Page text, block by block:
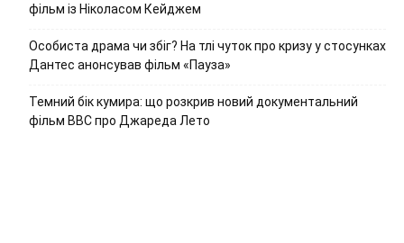
фільм із Ніколасом Кейджем
Особиста драма чи збіг? На тлі чуток про кризу у стосунках
Дантес анонсував фільм «Пауза»
Темний бік кумира: що розкрив новий документальний
фільм ВВС про Джареда Лето